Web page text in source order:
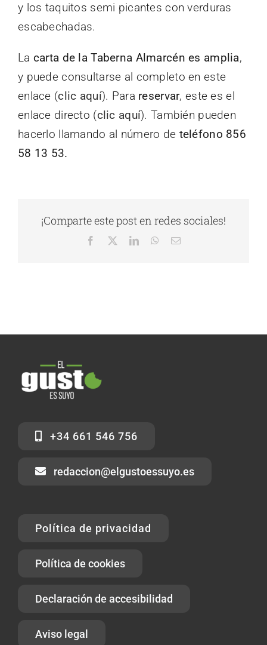
y los taquitos semi picantes con verduras
escabechadas.
La carta de la Taberna Almarcén es amplia,
y puede consultarse al completo en este
enlace (clic aquí). Para reservar, este es el
enlace directo (clic aquí). También pueden
hacerlo llamando al número de teléfono 856
58 13 53.
¡Comparte este post en redes sociales!
Facebook LinkedInWhatsApp
Correo
+34 661 546 756
redaccion@elgustoessuyo.es
Política de privacidad
Política de cookies
Declaración de accesibilidad
Aviso legal